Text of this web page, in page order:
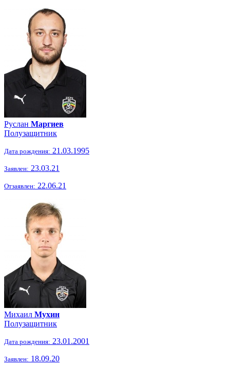
Руслан Маргиев
Полузащитник
Дата рождения: 21.03.1995
Заявлен: 23.03.21
Отзаявлен: 22.06.21
Михаил Мухин
Полузащитник
Дата рождения: 23.01.2001
Заявлен: 18.09.20